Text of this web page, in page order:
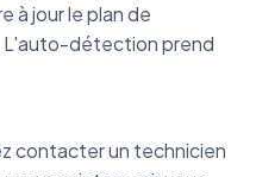
à jour le plan de
L'auto-détection prend
contacter un technicien